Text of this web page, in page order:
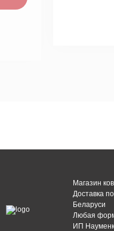
Магазин
Доставка
Беларуси
Любая
ИП